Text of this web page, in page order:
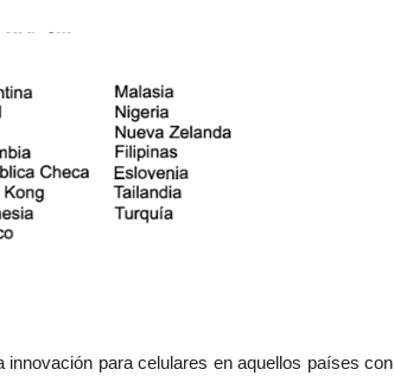
para celulares en aquellos países con